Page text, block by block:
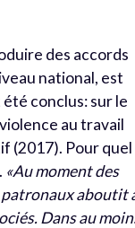
des accords
national, est
conclus: sur le
au travail
(2017). Pour quel
«Au moment des
patronaux aboutit
Dans au